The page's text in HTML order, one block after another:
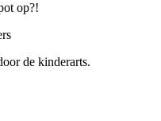
op?!
de kinderarts.